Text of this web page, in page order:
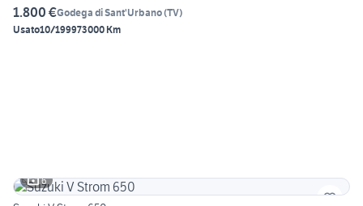
1.800 €Godega di Sant'Urbano(TV)
Usato10/199973000 Km
6